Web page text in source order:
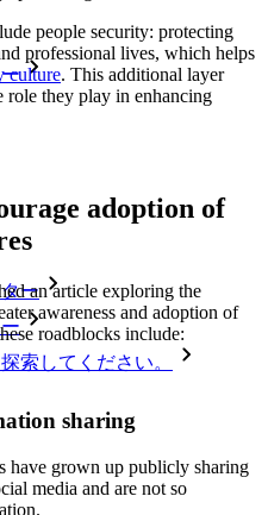
ー
索してください。
people security: protecting
professional lives, which helps
culture. This additional layer
role they play in enhancing
adoption of
an article exploring the
awareness and adoption of
roadblocks include:
sharing
have grown up publicly sharing
media and are not so